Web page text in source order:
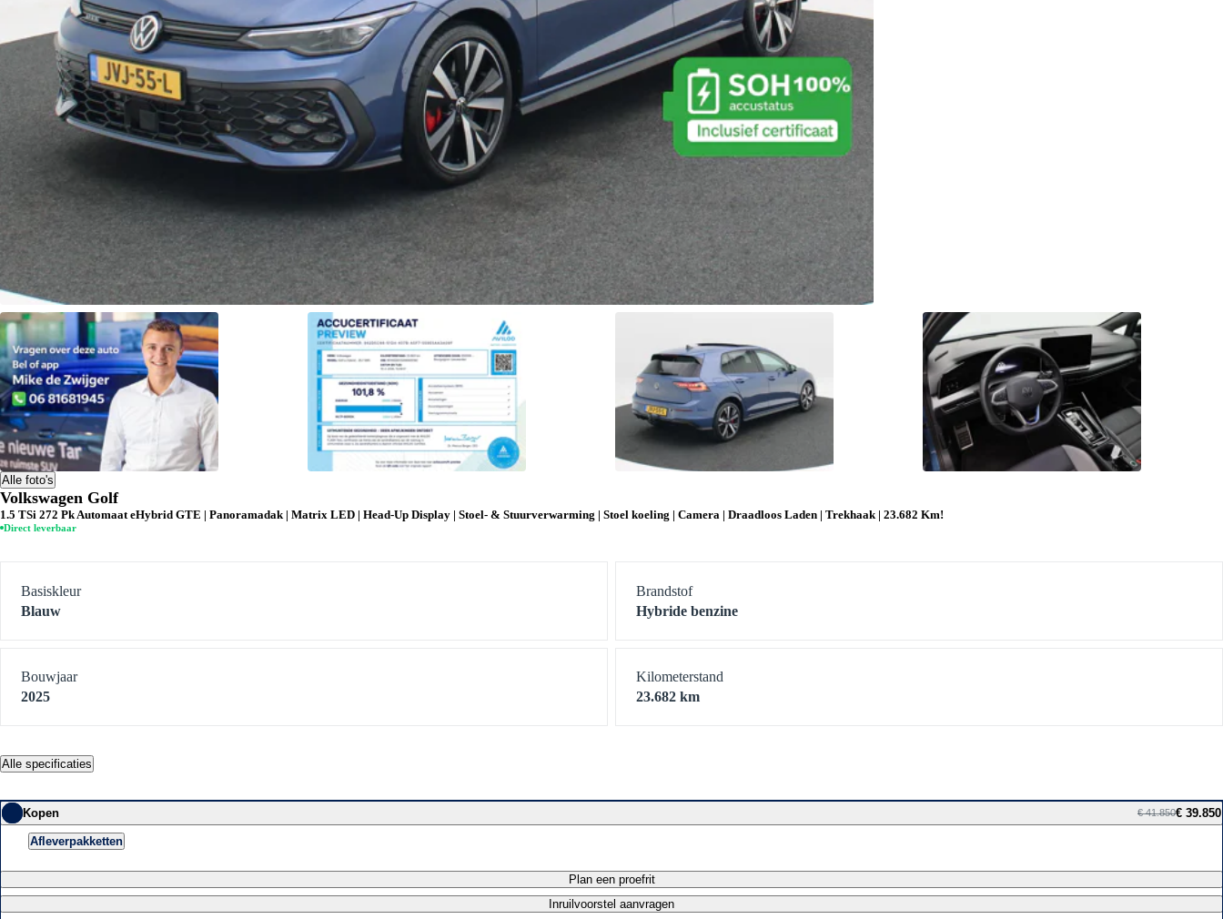
Alle foto's
Volkswagen Golf
1.5 TSi 272 Pk Automaat eHybrid GTE | Panoramadak | Matrix LED | Head-Up Display | Stoel- & Stuurverwarming | Stoel koeling | Camera | Draadloos Laden | Trekhaak | 23.682 Km!
Direct leverbaar
Basiskleur
Blauw
Brandstof
Hybride benzine
Bouwjaar
2025
Kilometerstand
23.682 km
Alle specificaties
Kopen € 41.850€ 39.850
Afleverpakketten
Plan een proefrit
Inruilvoorstel aanvragen